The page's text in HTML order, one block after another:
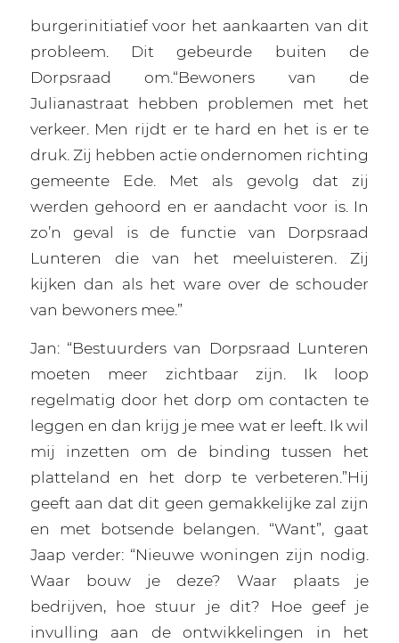
burgerinitiatief voor het aankaarten van dit
probleem. Dit gebeurde buiten de
Dorpsraad om.“Bewoners van de
Julianastraat hebben problemen met het
verkeer. Men rijdt er te hard en het is er te
druk. Zij hebben actie ondernomen richting
gemeente Ede. Met als gevolg dat zij
werden gehoord en er aandacht voor is. In
zo’n geval is de functie van Dorpsraad
Lunteren die van het meeluisteren. Zij
kijken dan als het ware over de schouder
van bewoners mee.”
Jan: “Bestuurders van Dorpsraad Lunteren
moeten meer zichtbaar zijn. Ik loop
regelmatig door het dorp om contacten te
leggen en dan krijg je mee wat er leeft. Ik wil
mij inzetten om de binding tussen het
platteland en het dorp te verbeteren.”Hij
geeft aan dat dit geen gemakkelijke zal zijn
en met botsende belangen. “Want”, gaat
Jaap verder: “Nieuwe woningen zijn nodig.
Waar bouw je deze? Waar plaats je
bedrijven, hoe stuur je dit? Hoe geef je
invulling aan de ontwikkelingen in het